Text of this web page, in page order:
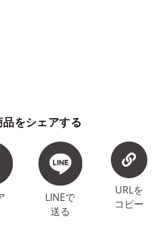
品をシェアする
LINEで
送る
URLを
コピー